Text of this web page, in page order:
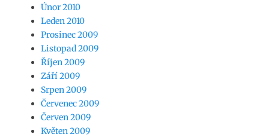
Únor 2010
Leden 2010
Prosinec 2009
Listopad 2009
Říjen 2009
Září 2009
Srpen 2009
Červenec 2009
Červen 2009
Květen 2009